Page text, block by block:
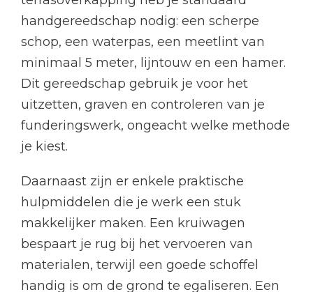
handgereedschap nodig: een scherpe
schop, een waterpas, een meetlint van
minimaal 5 meter, lijntouw en een hamer.
Dit gereedschap gebruik je voor het
uitzetten, graven en controleren van je
funderingswerk, ongeacht welke methode
je kiest.
Daarnaast zijn er enkele praktische
hulpmiddelen die je werk een stuk
makkelijker maken. Een kruiwagen
bespaart je rug bij het vervoeren van
materialen, terwijl een goede schoffel
handig is om de grond te egaliseren. Een